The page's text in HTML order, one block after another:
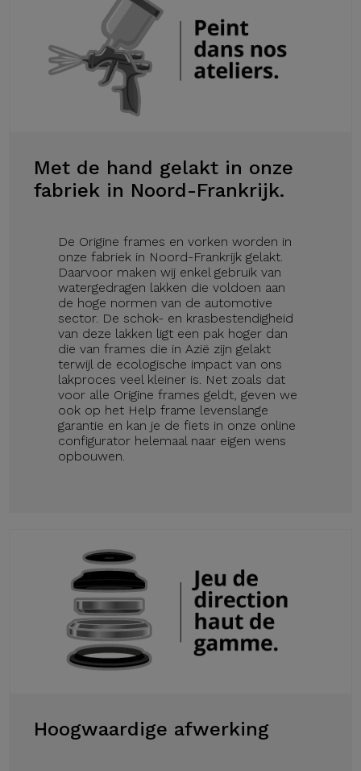
Met de hand gelakt in onze
fabriek in Noord-Frankrijk.
De Origine frames en vorken worden in
onze fabriek in Noord-Frankrijk gelakt.
Daarvoor maken wij enkel gebruik van
watergedragen lakken die voldoen aan
de hoge normen van de automotive
sector. De schok- en krasbestendigheid
van deze lakken ligt een pak hoger dan
die van frames die in Azië zijn gelakt
terwijl de ecologische impact van ons
lakproces veel kleiner is. Net zoals dat
voor alle Origine frames geldt, geven we
ook op het Help frame levenslange
garantie en kan je de fiets in onze online
configurator helemaal naar eigen wens
opbouwen.
Hoogwaardige afwerking